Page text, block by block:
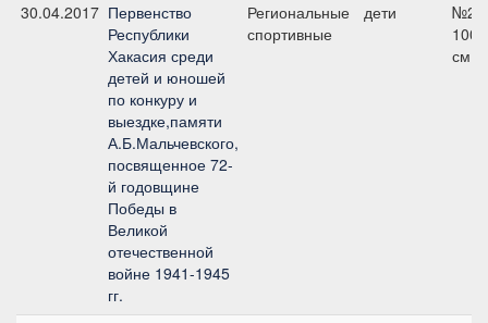
30.04.2017 Первенство
Республики
Хакасия среди
детей и юношей
по конкуру и
выездке,памяти
А.Б.Мальчевского,
посвященное 72-
й годовщине
Победы в
Великой
отечественной
войне 1941-1945
гг.
Региональные
спортивные
дети
№2,
100
см